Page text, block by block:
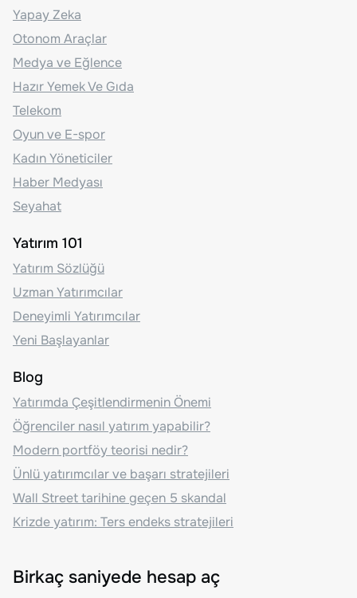
Yapay Zeka
Otonom Araçlar
Medya ve Eğlence
Hazır Yemek Ve Gıda
Telekom
Oyun ve E-spor
Kadın Yöneticiler
Haber Medyası
Seyahat
Yatırım 101
Yatırım Sözlüğü
Uzman Yatırımcılar
Deneyimli Yatırımcılar
Yeni Başlayanlar
Blog
Yatırımda Çeşitlendirmenin Önemi
Öğrenciler nasıl yatırım yapabilir?
Modern portföy teorisi nedir?
Ünlü yatırımcılar ve başarı stratejileri
Wall Street tarihine geçen 5 skandal
Krizde yatırım: Ters endeks stratejileri
Birkaç saniyede hesap aç